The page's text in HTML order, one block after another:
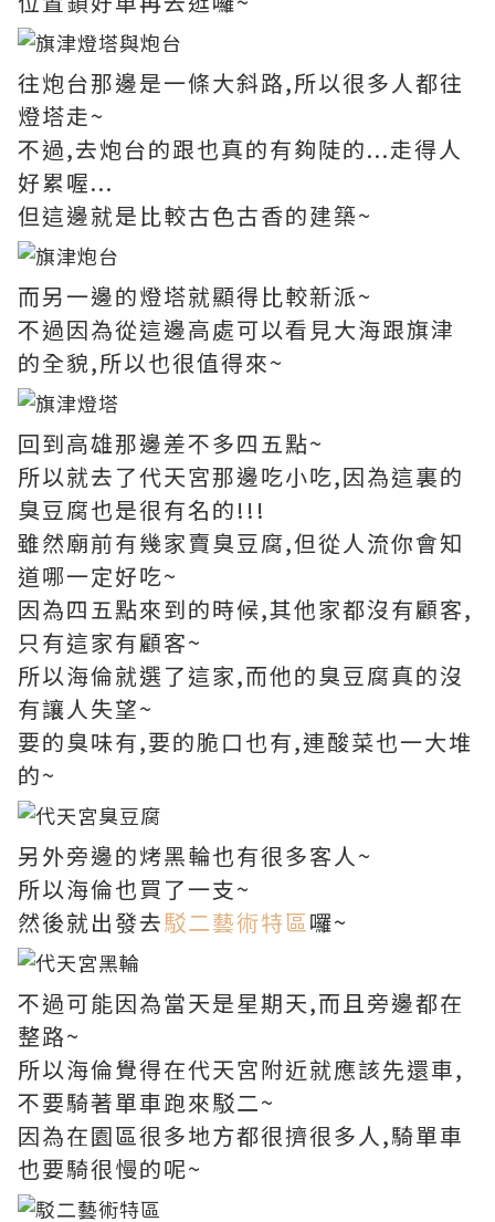
往炮台那邊是一條大斜路,所以很多人都往
燈塔走~
不過,去炮台的跟也真的有夠陡的...走得人
好累喔...
但這邊就是比較古色古香的建築~
而另一邊的燈塔就顯得比較新派~
不過因為從這邊高處可以看見大海跟旗津
的全貌,所以也很值得來~
回到高雄那邊差不多四五點~
所以就去了代天宮那邊吃小吃,因為這裏的
臭豆腐也是很有名的!!!
雖然廟前有幾家賣臭豆腐,但從人流你會知
道哪一定好吃~
因為四五點來到的時候,其他家都沒有顧客,
只有這家有顧客~
所以海倫就選了這家,而他的臭豆腐真的沒
有讓人失望~
要的臭味有,要的脆口也有,連酸菜也一大堆
的~
另外旁邊的烤黑輪也有很多客人~
所以海倫也買了一支~
然後就出發去駁二藝術特區囉~
不過可能因為當天是星期天,而且旁邊都在
整路~
所以海倫覺得在代天宮附近就應該先還車,
不要騎著單車跑來駁二~
因為在園區很多地方都很擠很多人,騎單車
也要騎很慢的呢~